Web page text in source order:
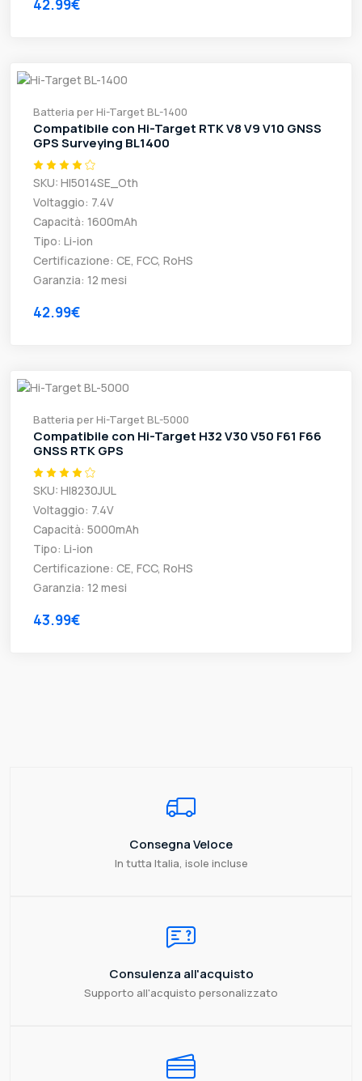
42.99€
Batteria per Hi-Target BL-1400
Compatibile con Hi-Target RTK V8 V9 V10 GNSS
GPS Surveying BL1400
SKU: HI5014SE_Oth
Voltaggio: 7.4V
Capacità: 1600mAh
Tipo: Li-ion
Certificazione: CE, FCC, RoHS
Garanzia: 12 mesi
42.99€
Batteria per Hi-Target BL-5000
Compatibile con Hi-Target H32 V30 V50 F61 F66
GNSS RTK GPS
SKU: HI8230JUL
Voltaggio: 7.4V
Capacità: 5000mAh
Tipo: Li-ion
Certificazione: CE, FCC, RoHS
Garanzia: 12 mesi
43.99€
Consegna Veloce
In tutta Italia, isole incluse
Consulenza all'acquisto
Supporto all'acquisto personalizzato